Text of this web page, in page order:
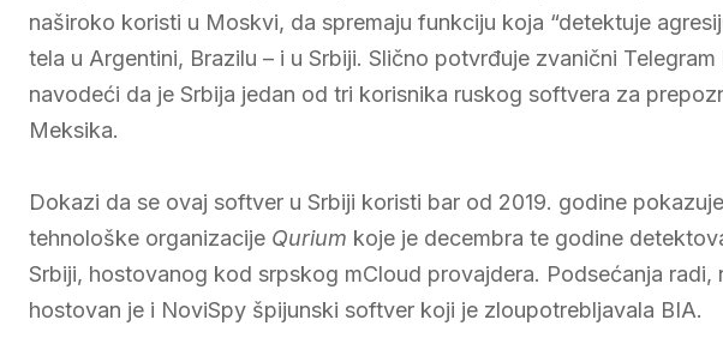
naširoko koristi u Moskvi, da spremaju funkciju koja “detektuje
tela u Argentini, Brazilu – i u Srbiji. Slično potvrđuje zvanični
navodeći da je Srbija jedan od tri korisnika ruskog softvera za
Meksika.
Dokazi da se ovaj softver u Srbiji koristi bar od 2019. godine
tehnološke organizacije Qurium koje je decembra te godine
Srbiji, hostovanog kod srpskog mCloud provajdera. Podsećanja radi,
hostovan je i NoviSpy špijunski softver koji je zloupotrebljavala BIA.